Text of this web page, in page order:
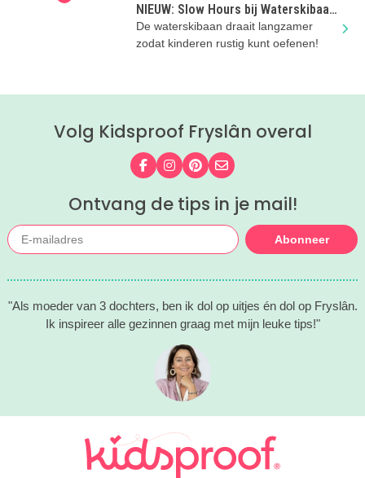
NIEUW: Slow Hours bij Waterskibaan
Sneek
De waterskibaan draait langzamer
zodat kinderen rustig kunt oefenen!
Volg Kidsproof Fryslân overal
Volg ons op Facebook
Volg ons op Instagram
Volg ons op Pinterest
Mail ons
Ontvang de tips in je mail!
Abonneer
"Als moeder van 3 dochters, ben ik dol op uitjes én dol op Fryslân.
Ik inspireer alle gezinnen graag met mijn leuke tips!"